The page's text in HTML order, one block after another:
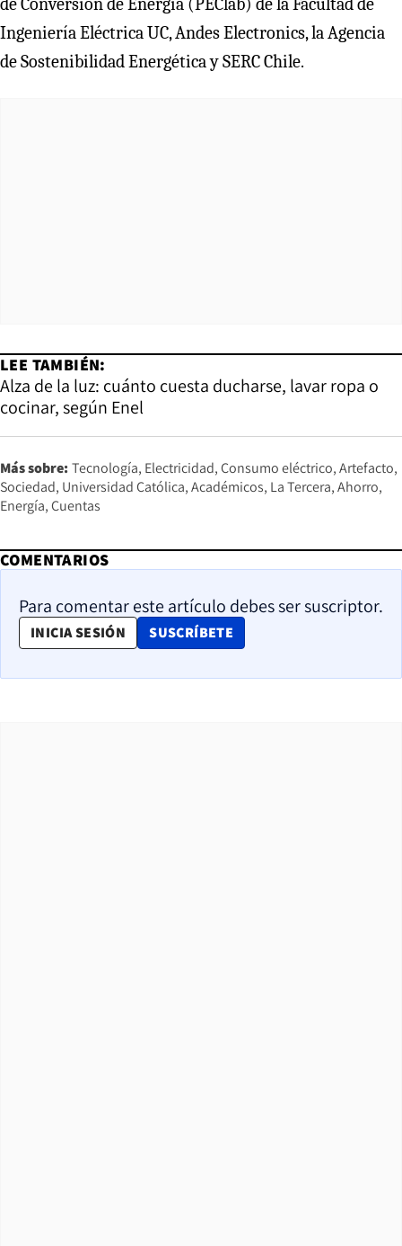
Ingeniería Eléctrica UC, Andes Electronics, la Agencia
de Sostenibilidad Energética y SERC Chile.
LEE TAMBIÉN:
Alza de la luz: cuánto cuesta ducharse, lavar ropa o
cocinar, según Enel
Más sobre: Tecnología Electricidad Consumo eléctrico Artefacto
Sociedad Universidad Católica Académicos La Tercera Ahorro
Energía Cuentas
COMENTARIOS
Para comentar este artículo debes ser suscriptor.
INICIA SESIÓN SUSCRÍBETE
OPENS IN NEW WINDOW